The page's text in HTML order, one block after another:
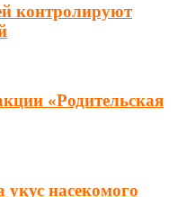
контролируют
«Родительская
укус насекомого